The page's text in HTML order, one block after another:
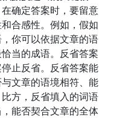
在确定答案时，要留意
合感性。例如，假如
你可以依据文章的语
当的成语。反省答案
止反省。反省答案能
文章的语境相符、能
方，反省填入的词语
能否契合文章的全体